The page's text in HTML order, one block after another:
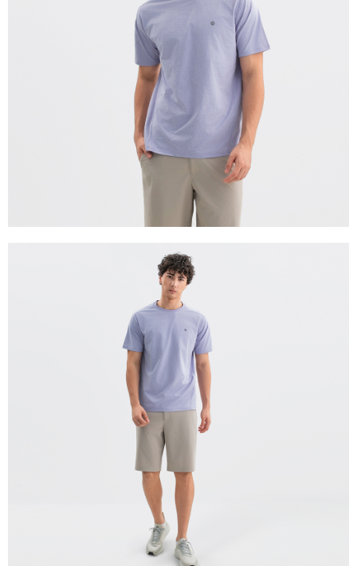
每筆NT$130，滿NT$1,000(含以上)免運費